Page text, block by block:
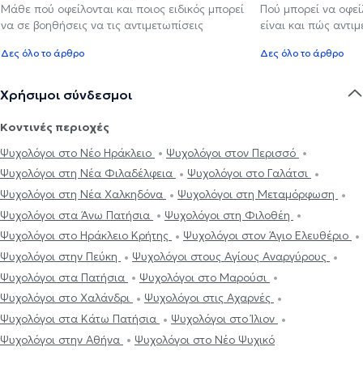
Μάθε πού οφείλονται και ποιος ειδικός μπορεί
να σε βοηθήσεις να τις αντιμετωπίσεις
Δες όλο το άρθρο
Πού μπορεί να
είναι και πώς
Δες όλο το άρθρο
Χρήσιμοι σύνδεσμοι
Κοντινές περιοχές
Ψυχολόγοι στο Νέο Ηράκλειο
Ψυχολόγοι στον Περισσό
Ψυχολόγοι στη Νέα Φιλαδέλφεια
Ψυχολόγοι στο Γαλάτσι
Ψυχολόγοι στη Νέα Χαλκηδόνα
Ψυχολόγοι στη Μεταμόρφωση
Ψυχολόγοι στα Άνω Πατήσια
Ψυχολόγοι στη Φιλοθέη
Ψυχολόγοι στο Ηράκλειο Κρήτης
Ψυχολόγοι στον Άγιο Ελευθέριο
Ψυχολόγοι στην Πεύκη
Ψυχολόγοι στους Αγίους Αναργύρους
Ψυχολόγοι στα Πατήσια
Ψυχολόγοι στο Μαρούσι
Ψυχολόγοι στο Χαλάνδρι
Ψυχολόγοι στις Αχαρνές
Ψυχολόγοι στα Κάτω Πατήσια
Ψυχολόγοι στο Ίλιον
Ψυχολόγοι στην Αθήνα
Ψυχολόγοι στο Νέο Ψυχικό